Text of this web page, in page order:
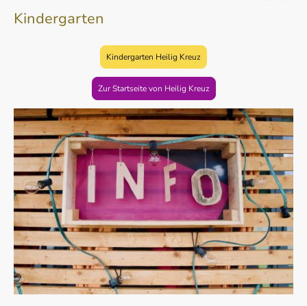
Kindergarten
Kindergarten Heilig Kreuz
Zur Startseite von Heilig Kreuz